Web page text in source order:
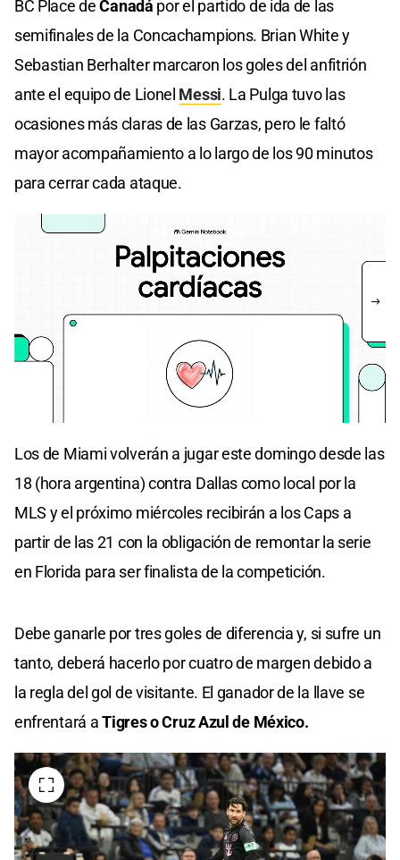
BC Place deCanadá por el partido de ida de las
semifinales de la Concachampions. Brian White y
Sebastian Berhalter marcaron los goles del anfitrión
ante el equipo de Lionel Messi. La Pulga tuvo las
ocasiones más claras de las Garzas, pero le faltó
mayor acompañamiento a lo largo de los 90 minutos
para cerrar cada ataque.
Los de Miami volverán a jugar este domingo desde las
18 (hora argentina) contra Dallas como local por la
MLS y el próximo miércoles recibirán a los Caps a
partir de las 21 con la obligación de remontar la serie
en Florida para ser finalista de la competición.
Debe ganarle por tres goles de diferencia y, si sufre un
tanto, deberá hacerlo por cuatro de margen debido a
la regla del gol de visitante. El ganador de la llave se
enfrentará aTigres o Cruz Azul de México.